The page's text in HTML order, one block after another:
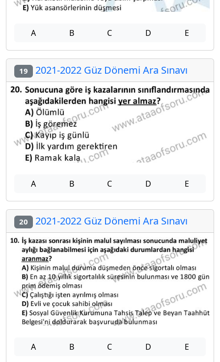
A B C D E
19 2021-2022 Güz Dönemi Ara Sınavı
A B C D E
20 2021-2022 Güz Dönemi Ara Sınavı
A B C D E